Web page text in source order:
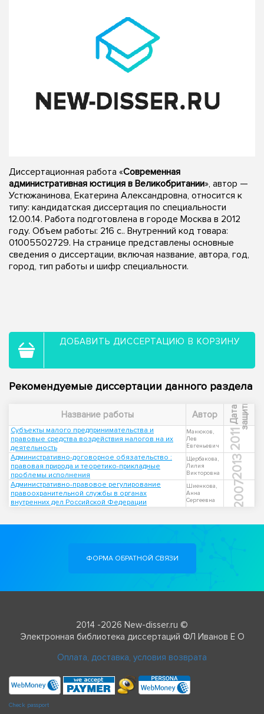
Диссертационная работа «Современная
административная юстиция в Великобритании», автор —
Устюжанинова, Екатерина Александровна, относится к
типу: кандидатская диссертация по специальности
12.00.14. Работа подготовлена в городе Москва в 2012
году. Объем работы: 216 с.. Внутренний код товара:
01005502729. На странице представлены основные
сведения о диссертации, включая название, автора, год,
город, тип работы и шифр специальности.
ДОБАВИТЬ ДИССЕРТАЦИЮ В КОРЗИНУ
Рекомендуемые диссертации данного раздела
Название работы Автор Д
а
т
а
з
а
щ
и
т ы
Субъекты малого предпринимательства и
правовые средства воздействия налогов на их
деятельность
Манюков,
Лев
Евгеньевич
2011
Административно-договорное обязательство :
правовая природа и теоретико-прикладные
проблемы исполнения
Щербакова,
Лилия
Викторовна
2013
Административно-правовое регулирование
правоохранительной службы в органах
внутренних дел Российской Федерации
Шиенкова,
Анна
Сергеевна
2007
ФОРМА ОБРАТНОЙ СВЯЗИ
2014 -2026 New-disser.ru ©
Электронная библиотека диссертаций ФЛ Иванов Е О
Оплата, доставка, условия возврата
Check passport